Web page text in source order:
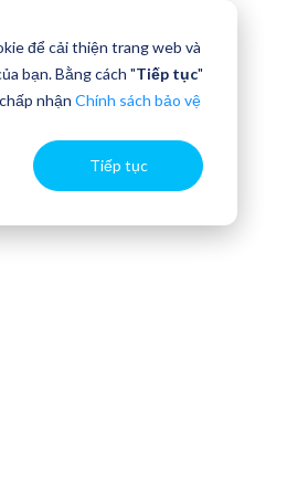
để cải thiện trang web và
bạn. Bằng cách "Tiếp tục"
nhận Chính sách bảo vệ
Tiếp tục